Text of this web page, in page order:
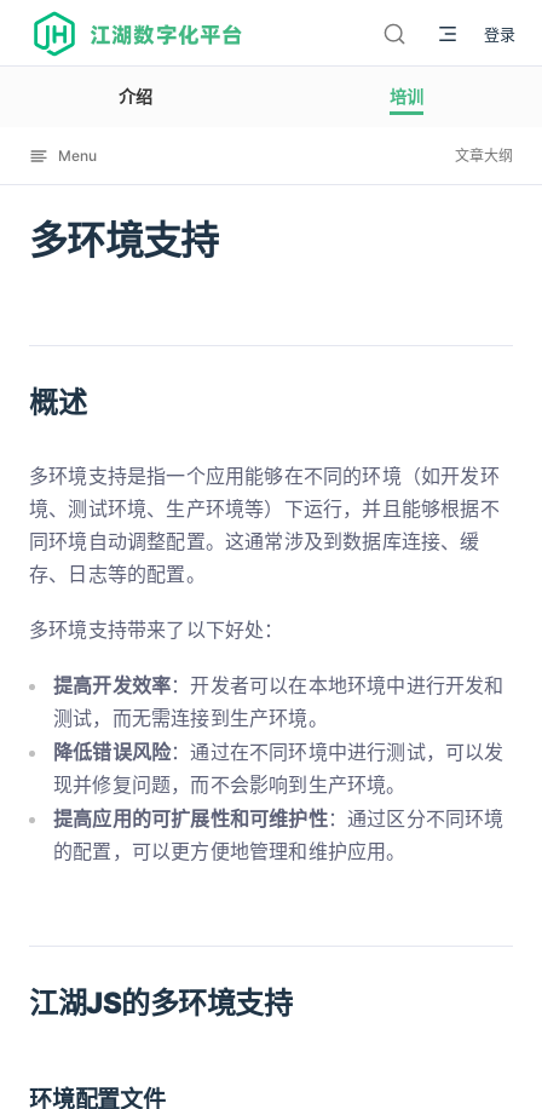
江湖数字化平台 登录
介绍 培训
Menu 文章大纲
多环境支持
12009
概述
多环境支持是指一个应用能够在不同的环境（如开发环
境、测试环境、生产环境等）下运行，并且能够根据不
同环境自动调整配置。这通常涉及到数据库连接、缓
存、日志等的配置。
多环境支持带来了以下好处：
提高开发效率：开发者可以在本地环境中进行开发和
测试，而无需连接到生产环境。
降低错误风险：通过在不同环境中进行测试，可以发
现并修复问题，而不会影响到生产环境。
提高应用的可扩展性和可维护性：通过区分不同环境
的配置，可以更方便地管理和维护应用。
江湖JS的多环境支持
环境配置文件